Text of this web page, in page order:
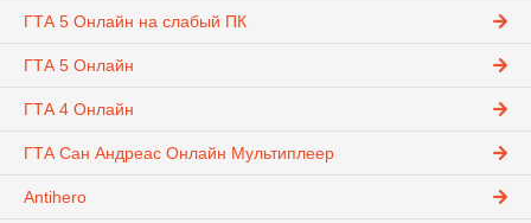
ГТА 5 Онлайн на слабый ПК
ГТА 5 Онлайн
ГТА 4 Онлайн
ГТА Сан Андреас Онлайн Мультиплеер
Antihero